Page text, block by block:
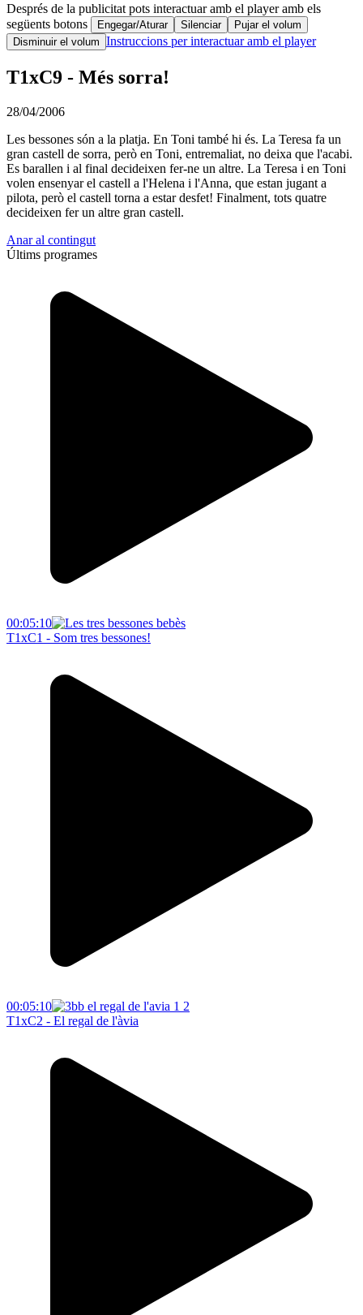
Després de la publicitat pots interactuar amb el player amb els
següents botons
Engegar/Aturar Silenciar
Pujar el volum
Disminuir el volum Instruccions per interactuar amb el player
T1xC9 - Més sorra!
28/04/2006
Les bessones són a la platja. En Toni també hi és. La Teresa fa un
gran castell de sorra, però en Toni, entremaliat, no deixa que l'acabi.
Es barallen i al final decideixen fer-ne un altre. La Teresa i en Toni
volen ensenyar el castell a l'Helena i l'Anna, que estan jugant a
pilota, però el castell torna a estar desfet! Finalment, tots quatre
decideixen fer un altre gran castell.
Anar al contingut
Últims programes
00:05:10
T1xC1 - Som tres bessones!
00:05:10
T1xC2 - El regal de l'àvia